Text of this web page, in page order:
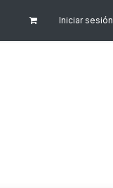
Iniciar sesión